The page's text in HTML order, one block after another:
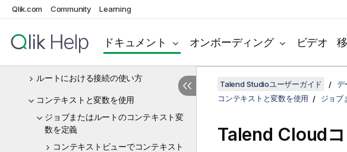
Qlik.com Community Learning
ドキュメント オンボーディング ビデオ
基本的なルートの使い方
コンポーネントを使って作業
ジョブにおける接続の使い方
ルートにおける接続の使い方
コンテキストと変数を使用
ジョブまたはルートのコンテキスト変
数を定義
コンテキストビューでコンテキスト
Talend Studioユーザーガイド デ
コンテキストと変数を使用
ジョブ
Talend Cloud